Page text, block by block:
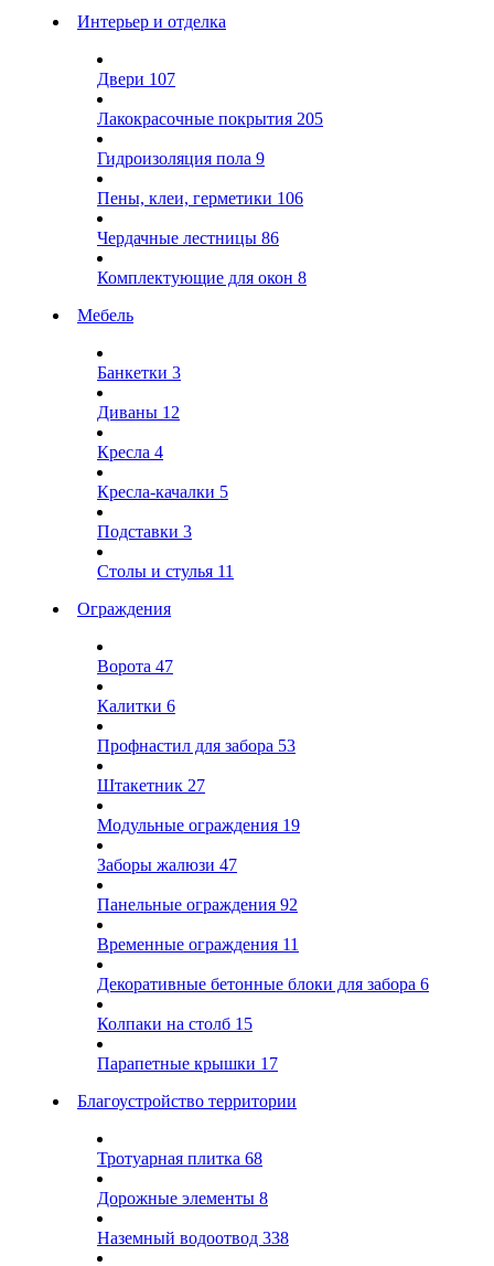
Интерьер и отделка
Двери 107
Лакокрасочные покрытия 205
Гидроизоляция пола 9
Пены, клеи, герметики 106
Чердачные лестницы 86
Комплектующие для окон 8
Мебель
Банкетки 3
Диваны 12
Кресла 4
Кресла-качалки 5
Подставки 3
Столы и стулья 11
Ограждения
Ворота 47
Калитки 6
Профнастил для забора 53
Штакетник 27
Модульные ограждения 19
Заборы жалюзи 47
Панельные ограждения 92
Временные ограждения 11
Декоративные бетонные блоки для забора 6
Колпаки на столб 15
Парапетные крышки 17
Благоустройство территории
Тротуарная плитка 68
Дорожные элементы 8
Наземный водоотвод 338